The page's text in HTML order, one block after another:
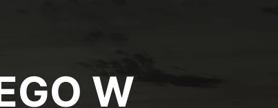
W